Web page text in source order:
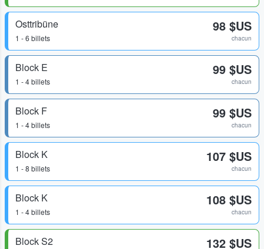
Osttribüne
1 - 6 billets
98 $US
chacun
Block E
1 - 4 billets
99 $US
chacun
Block F
1 - 4 billets
99 $US
chacun
Block K
1 - 8 billets
107 $US
chacun
Block K
1 - 4 billets
108 $US
chacun
Block S2 132 $US